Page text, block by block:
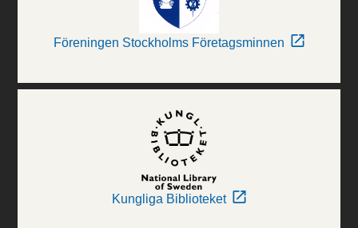
Föreningen Stockholms Företagsminnen
Kungliga Biblioteket